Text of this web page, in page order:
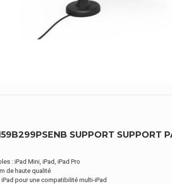
SUPPORT SUPPORT
: iPad Mini, iPad, iPad Pro
de haute qualité
pour une compatibilité multi-iPad